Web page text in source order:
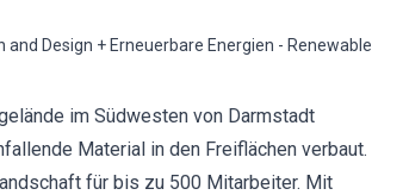
Design + Erneuerbare Energien - Renewable
im Südwesten von Darmstadt
Material in den Freiflächen verbaut.
für bis zu 500 Mitarbeiter. Mit